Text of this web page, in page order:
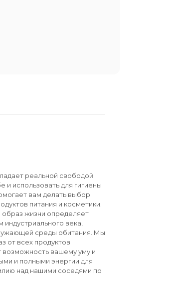
реальной свободой
и использовать для гигиены
вам делать выбор
питания и косметики.
образ жизни определяет
века,
среды обитания. Мы
от всех продуктов
вашему уму и
и полными энергии для
над нашими соседями по